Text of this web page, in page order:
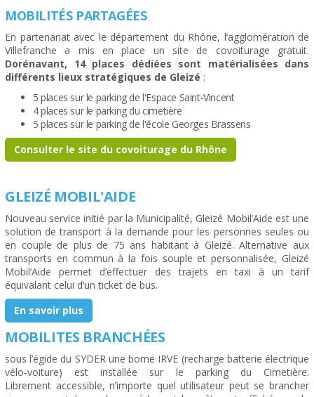
MOBILITÉS PARTAGÉES
En partenariat avec le département du Rhône, l’agglomération de
Villefranche a mis en place un site de covoiturage gratuit.
Dorénavant, 14 places dédiées sont matérialisées dans
différents lieux stratégiques de Gleizé :
5 places sur le parking de l'Espace Saint-Vincent
4 places sur le parking du cimetière
5 places sur le parking de l'école Georges Brassens
Consulter le site du covoiturage du Rhône
GLEIZÉ MOBIL'AIDE
Nouveau service initié par la Municipalité, Gleizé Mobil’Aide est une
solution de transport à la demande pour les personnes seules ou
en couple de plus de 75 ans habitant à Gleizé. Alternative aux
transports en commun à la fois souple et personnalisée, Gleizé
Mobil’Aide permet d’effectuer des trajets en taxi à un tarif
équivalant celui d’un ticket de bus.
En savoir plus
MOBILITES BRANCHÉES
sous l’égide du SYDER une borne IRVE (recharge batterie électrique
vélo-voiture) est installée sur le parking du Cimetière.
Librement accessible, n’importe quel utilisateur peut se brancher